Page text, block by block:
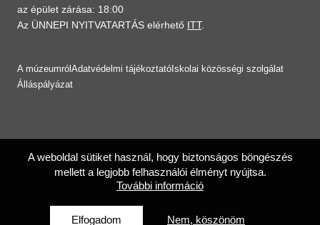
az épület zárása: 18:00
Az ÜNNEPI NYITVATARTÁS elérhető ITT.
A múzeumról Adatvédelmi tájékoztató Iskolai közösségi szolgálat
Álláspályázat
A weboldal sütiket használ, hogy biztonságos böngészés
mellett a legjobb felhasználói élményt nyújtsa.
További információ
Elfogadom Nem, köszönöm